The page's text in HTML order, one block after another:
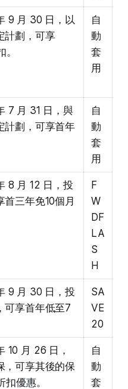
9 月 30 日，以
計劃，可享
自
動
套
用
7 月 31 日，與
計劃，可享首年
自
動
套
用
8 月 12 日，投
三年免10個月
F
W
DF
LA
S
H
9 月 30 日，投
可享首年低至7
SA
VE
20
10 月 26 日，
，可享其後的保
優惠。
自
動
套